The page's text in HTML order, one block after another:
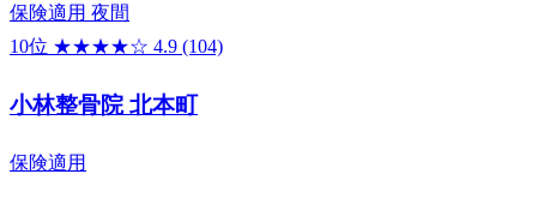
保険適用 夜間
10位 ★★★★☆ 4.9 (104)
小林整骨院 北本町
保険適用